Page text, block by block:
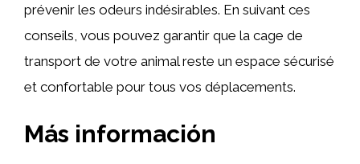
prévenir les odeurs indésirables. En suivant ces
conseils, vous pouvez garantir que la cage de
transport de votre animal reste un espace sécurisé
et confortable pour tous vos déplacements.
Más información